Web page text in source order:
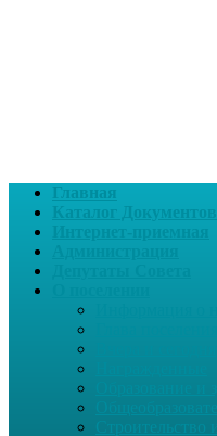
Главная
Каталог Документов